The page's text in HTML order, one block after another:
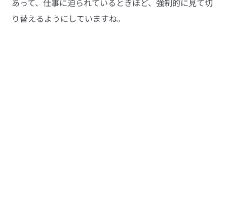
あって、仕事に迫られているときほど、強制的に見て切
り替えるようにしていますね。